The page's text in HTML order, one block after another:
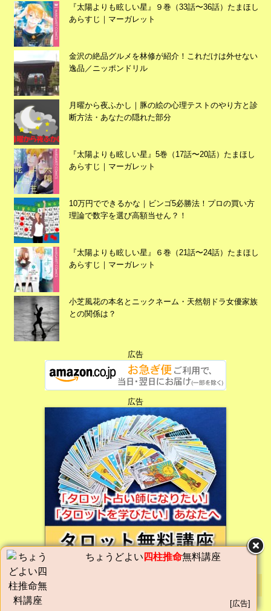
広告
『太陽よりも眩しい星』９巻（33話〜36話）たまほし
あらすじ｜マーガレット
金沢の絶品グルメを林修が紹介！これだけは外せない
逸品／ニッポンドリル
月曜から夜ふかし｜豚の絵の心理テストのやり方と診
断方法・あなたの隠れた部分
『太陽よりも眩しい星』5巻（17話〜20話）たまほし
あらすじ｜マーガレット
10万円でできるかな｜ビンゴ5必勝法！プロの買い方
理論で数字を選び高額当せん？！
『太陽よりも眩しい星』６巻（21話〜24話）たまほし
あらすじ｜マーガレット
小芝風花の本名とニックネーム・天然朝ドラ女優家族
との関係は？
広告
広告
カテゴリー
仕事・副業・在宅
ちょうどよい 四柱推命無料講座
[広告]